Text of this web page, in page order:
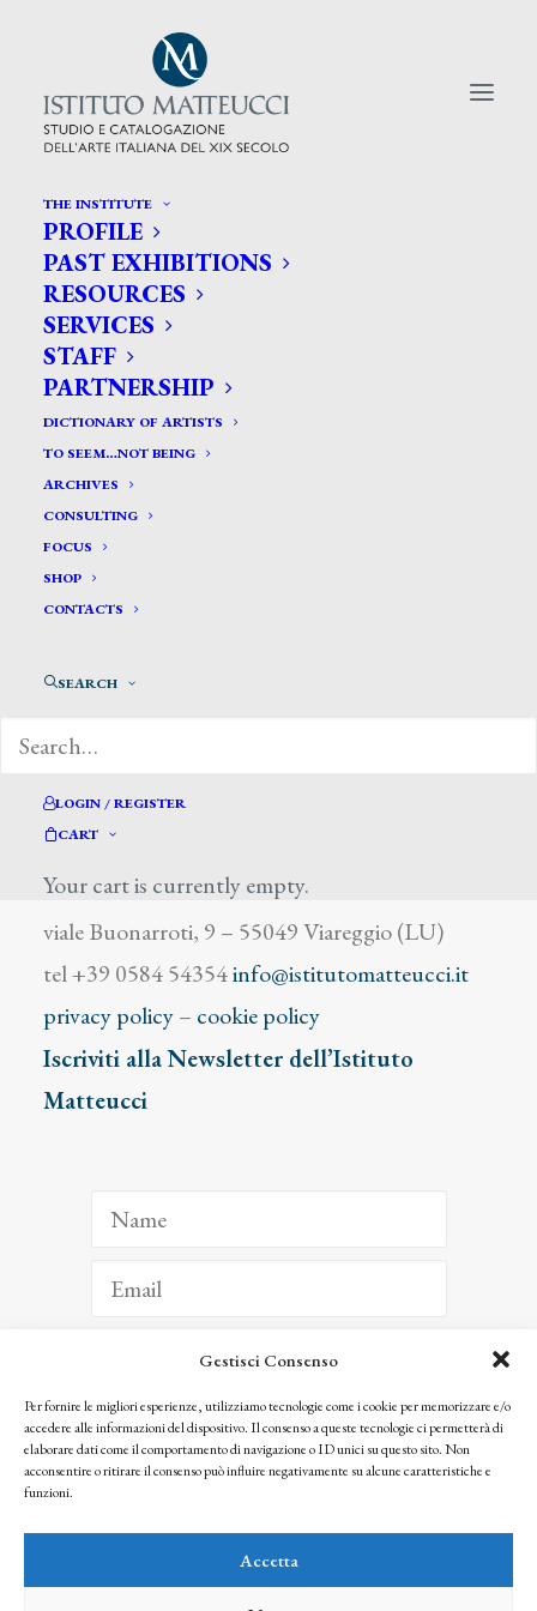
Gestisci Consenso
Per fornire le migliori esperienze, utilizziamo tecnologie come i cookie per memorizzare e/o
accedere alle informazioni del dispositivo. Il consenso a queste tecnologie ci permetterà di
elaborare dati come il comportamento di navigazione o ID unici su questo sito. Non
acconsentire o ritirare il consenso può influire negativamente su alcune caratteristiche e
funzioni.
Accetta
THE INSTITUTE
PROFILE
PAST EXHIBITIONS
RESOURCES
SERVICES
STAFF
PARTNERSHIP
DICTIONARY OF ARTISTS
TO SEEM…NOT BEING
ARCHIVES
CONSULTING
FOCUS
SHOP
CONTACTS
SEARCH
LOGIN / REGISTER
CART
Your cart is currently empty.
CERCA TRA GLI ARTISTI:
Search
for:
Landowski Paolo
Istituto Matteucci
viale Buonarroti, 9 – 55049 Viareggio (LU)
tel +39 0584 54354info@istitutomatteucci.it
privacy policy– cookie policy
Iscriviti alla Newsletter dell’Istituto
Matteucci
ISCRIVITI
Facendo clic per iscriverti, riconosci che le tue informazioni saranno trattate
seguendo la nostra Privacy Policy
© 2025 Istituto Matteucci. All right reserved
l’autorizzazione scritta dei proprietari dei diritti e dell’Istituto Matteucci